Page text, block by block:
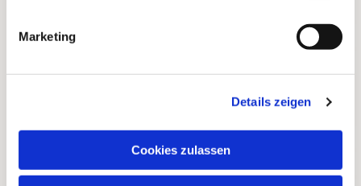
Marketing
Details zeigen
Cookies zulassen
Kalender
FAQ